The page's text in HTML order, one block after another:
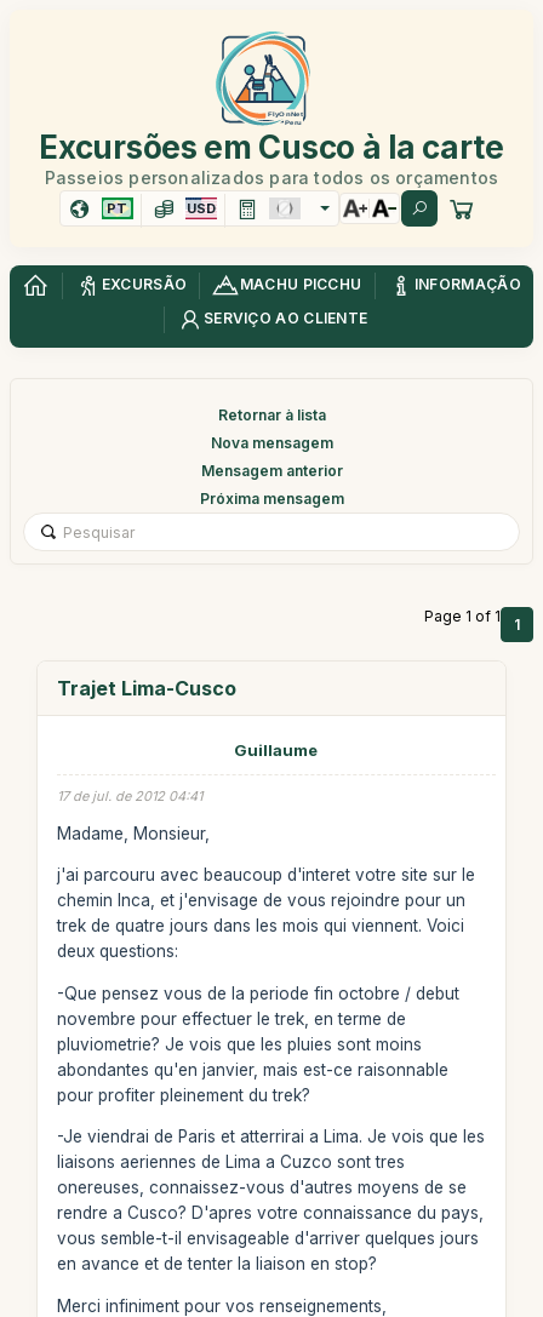
Excursões em Cusco à la carte
Passeios personalizados para todos os orçamentos
PT USD
EXCURSÃO MACHU PICCHU
INFORMAÇÃO
SERVIÇO AO CLIENTE
Retornar à lista
Nova mensagem
Mensagem anterior
Próxima mensagem
Page 1 of 1 1
Trajet Lima-Cusco
Guillaume
17 de jul. de 2012 04:41
Madame, Monsieur,
j'ai parcouru avec beaucoup d'interet votre site sur le
chemin Inca, et j'envisage de vous rejoindre pour un
trek de quatre jours dans les mois qui viennent. Voici
deux questions:
-Que pensez vous de la periode fin octobre / debut
novembre pour effectuer le trek, en terme de
pluviometrie? Je vois que les pluies sont moins
abondantes qu'en janvier, mais est-ce raisonnable
pour profiter pleinement du trek?
-Je viendrai de Paris et atterrirai a Lima. Je vois que les
liaisons aeriennes de Lima a Cuzco sont tres
onereuses, connaissez-vous d'autres moyens de se
rendre a Cusco? D'apres votre connaissance du pays,
vous semble-t-il envisageable d'arriver quelques jours
en avance et de tenter la liaison en stop?
Merci infiniment pour vos renseignements,